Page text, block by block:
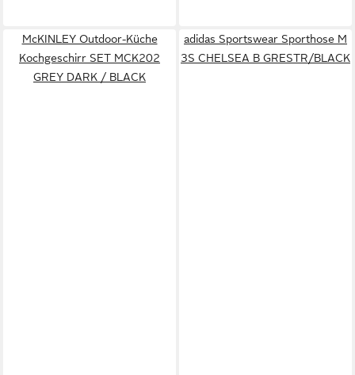
McKINLEY Outdoor-Küche
Kochgeschirr SET MCK202
GREY DARK / BLACK
adidas Sportswear Sporthose M
3S CHELSEA B GRESTR/BLACK